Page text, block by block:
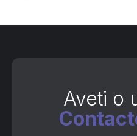
Aveti o